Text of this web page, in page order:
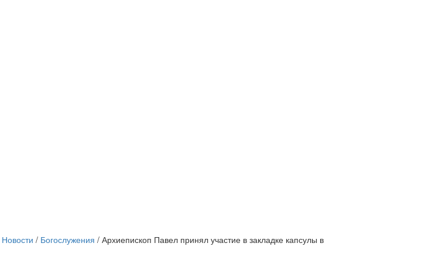
Новости / Богослужения / Архиепископ Павел принял участие в закладке капсулы в